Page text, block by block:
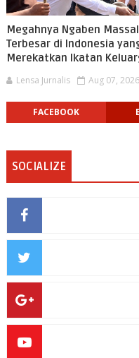
Megahnya Ngaben
Terbesar di Indonesia
Merekatkan Ikatan
Lensa Jurnalis Aug 07, 2026
FACEBOOK
SOCIALIZE